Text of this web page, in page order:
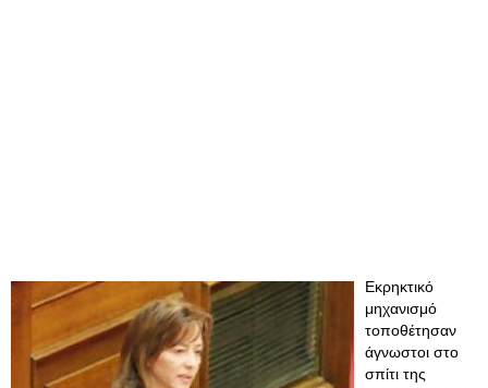
Εκρηκτικό
μηχανισμό
τοποθέτησαν
άγνωστοι στο
σπίτι της